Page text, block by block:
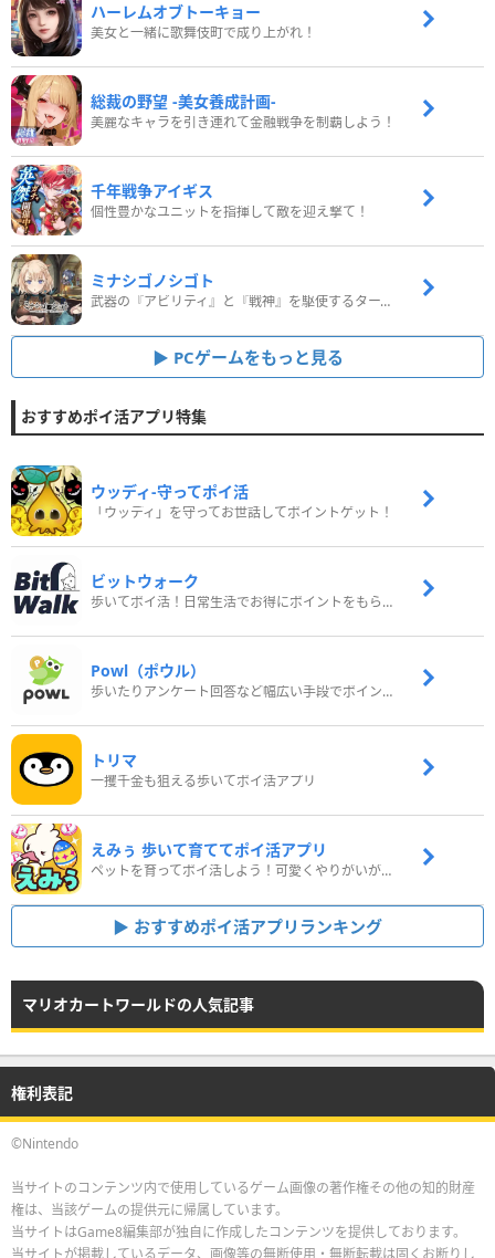
ハーレムオブトーキョー
美女と一緒に歌舞伎町で成り上がれ！
総裁の野望 -美女養成計画-
美麗なキャラを引き連れて金融戦争を制覇しよう！
千年戦争アイギス
個性豊かなユニットを指揮して敵を迎え撃て！
ミナシゴノシゴト
武器の『アビリティ』と『戦神』を駆使するターン制コマンドバトルRPG！
PCゲームをもっと見る
おすすめポイ活アプリ特集
ウッディ‐守ってポイ活
「ウッディ」を守ってお世話してポイントゲット！
ビットウォーク
歩いてポイ活！日常生活でお得にポイントをもらおう
Powl（ポウル）
歩いたりアンケート回答など幅広い手段でポイントをゲット
トリマ
一攫千金も狙える歩いてポイ活アプリ
えみぅ 歩いて育ててポイ活アプリ
ペットを育ってポイ活しよう！可愛くやりがいがある新感覚アプリ
おすすめポイ活アプリランキング
マリオカートワールドの人気記事
権利表記
©Nintendo
当サイトのコンテンツ内で使用しているゲーム画像の著作権その他の知的財産
権は、当該ゲームの提供元に帰属しています。
当サイトはGame8編集部が独自に作成したコンテンツを提供しております。
当サイトが掲載しているデータ、画像等の無断使用・無断転載は固くお断りし